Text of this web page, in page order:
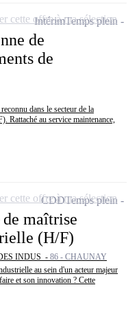
de
de
dans le secteur de la
Rattaché au service maintenance,
IntérimTemps plein
cette offre à ma sélection
maîtrise
(H/F)
INDUS - 86 - CHAUNAY
au sein d'un acteur majeur
et son innovation ? Cette
CDDTemps plein
cette offre à ma sélection